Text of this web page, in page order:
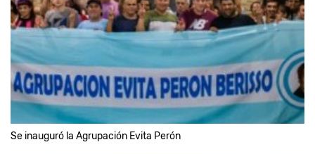
Se inauguró la Agrupación Evita Perón